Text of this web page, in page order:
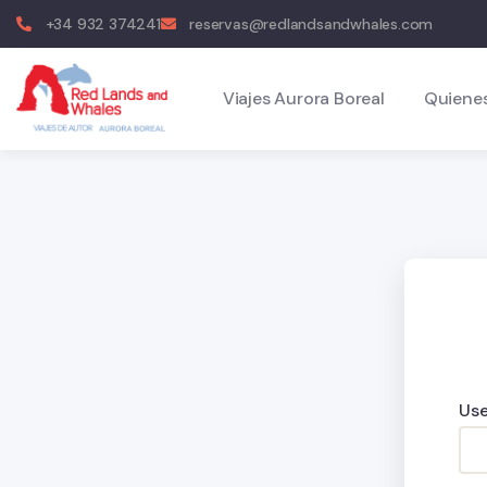
+34 932 374241 reservas@redlandsandwhales.com
Viajes Aurora Boreal